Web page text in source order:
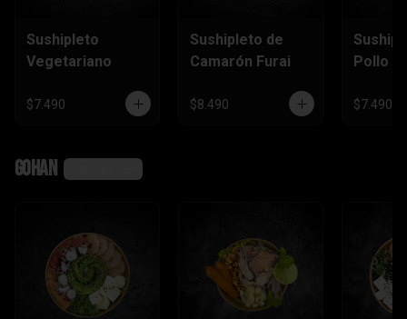
Sushipleto
Vegetariano
$7.490
Sushipleto de
Camarón Furai
$8.490
Pollo
$7.490
Gohan